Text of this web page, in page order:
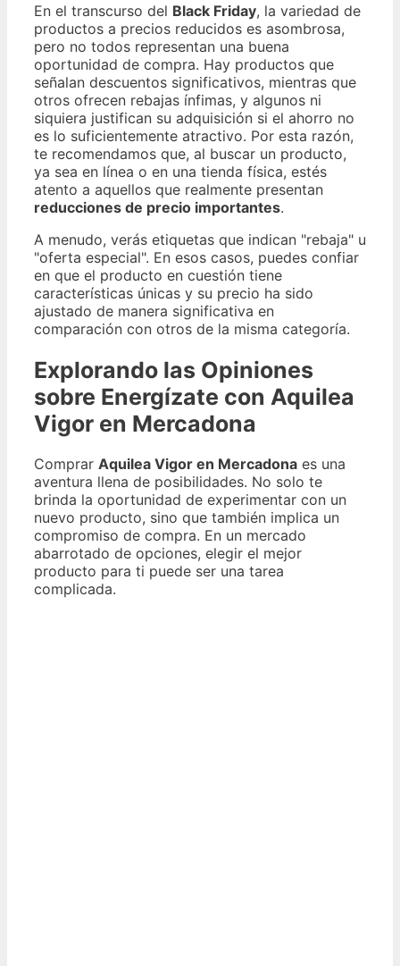
En el transcurso del Black Friday, la variedad de
productos a precios reducidos es asombrosa,
pero no todos representan una buena
oportunidad de compra. Hay productos que
señalan descuentos significativos, mientras que
otros ofrecen rebajas ínfimas, y algunos ni
siquiera justifican su adquisición si el ahorro no
es lo suficientemente atractivo. Por esta razón,
te recomendamos que, al buscar un producto,
ya sea en línea o en una tienda física, estés
atento a aquellos que realmente presentan
reducciones de precio importantes.
A menudo, verás etiquetas que indican "rebaja" u
"oferta especial". En esos casos, puedes confiar
en que el producto en cuestión tiene
características únicas y su precio ha sido
ajustado de manera significativa en
comparación con otros de la misma categoría.
Explorando las Opiniones
sobre Energízate con Aquilea
Vigor en Mercadona
Comprar Aquilea Vigor en Mercadona es una
aventura llena de posibilidades. No solo te
brinda la oportunidad de experimentar con un
nuevo producto, sino que también implica un
compromiso de compra. En un mercado
abarrotado de opciones, elegir el mejor
producto para ti puede ser una tarea
complicada.